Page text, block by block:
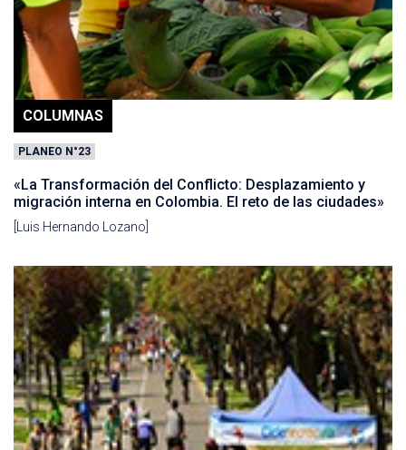
COLUMNAS
PLANEO N°23
«La Transformación del Conflicto: Desplazamiento y
migración interna en Colombia. El reto de las ciudades»
[Luis Hernando Lozano]